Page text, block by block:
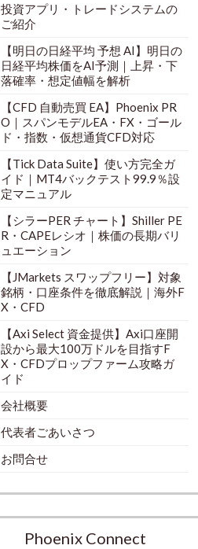
投資アプリ・トレードシステムの
ご紹介
【明日の日経平均 予想 AI】明日の
日経平均株価をAI予測｜上昇・下
落確率・想定値幅を解析
【CFD 自動売買 EA】Phoenix PR
O｜スパンモデルEA・FX・ゴール
ド・指数・仮想通貨CFD対応
【Tick Data Suite】使い方完全ガ
イド｜MT4バックテスト99.9％設
定マニュアル
【シラーPER チャート】Shiller PE
R・CAPEレシオ｜株価の長期バリ
ュエーション
【JMarkets スワップフリー】対象
銘柄・口座条件を徹底解説｜海外F
X・CFD
【Axi Select 資金提供】Axi口座開
設から最大100万ドルを目指すF
X・CFDプロップファーム攻略ガ
イド
会社概要
代表者ごあいさつ
お問合せ
Phoenix Connect